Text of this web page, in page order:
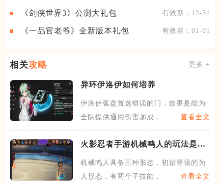
《剑侠世界3》公测大礼包 有效期：12-31
《一品官老爷》全新版本礼包 有效期：01-01
相关攻略 更多 +
异环​伊洛伊如何培养
伊洛伊弧盘首选错误的门，效果是能为
全队提供通用伤害加成，资源
查看全文
火影忍者手游机械鸣人的玩法是什
机械鸣人具备三种形态，初始登场的为
人形态，有两个子技能，一个
查看全文